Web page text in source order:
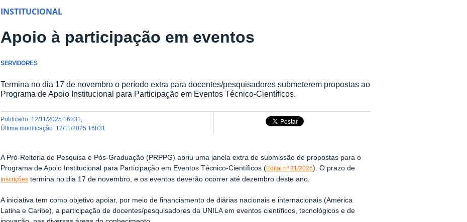
INSTITUCIONAL
Apoio à participação em eventos
SERVIDORES
Termina no dia 17 de novembro o período extra para docentes/pesquisadores submeterem propostas ao
Programa de Apoio Institucional para Participação em Eventos Técnico-Científicos.
publicado: 12/11/2025 16h31
última modificação: 12/11/2025 16h31
A Pró-Reitoria de Pesquisa e Pós-Graduação (PRPPG) abriu uma janela extra de submissão de propostas para o
Programa de Apoio Institucional para Participação em Eventos Técnico-Científicos (Edital nº 31/2025). O prazo de
inscrições termina no dia 17 de novembro, e os eventos deverão ocorrer até dezembro deste ano.
A iniciativa tem como objetivo apoiar, por meio de financiamento de diárias nacionais e internacionais (América
Latina e Caribe), a participação de docentes/pesquisadores da UNILA em eventos científicos, tecnológicos e de